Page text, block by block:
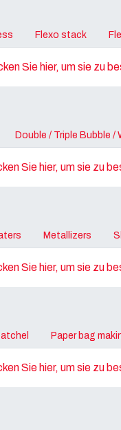
Flexo stack
Sie hier, um sie zu
Double / Triple Bubble /
Sie hier, um sie zu
Metallizers
Sie hier, um sie zu
Paper bag
Sie hier, um sie zu